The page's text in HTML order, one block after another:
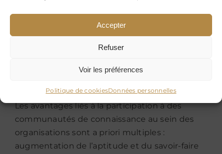
Accepter
Refuser
Voir les préférences
Politique de cookiesDonnées personnelles
Aujourd’hui, les organisations de toute taille
cherchent à valoriser les diverses
communautés de pratique qui sont en leur
sein. Favoriser l’éclosion de communautés de
devenu progressivement une priorité du
Les avantages liés à la participation à des
communautés de connaissance au sein des
organisations sont a priori multiples :
augmentation de l’aptitude et du savoir-faire